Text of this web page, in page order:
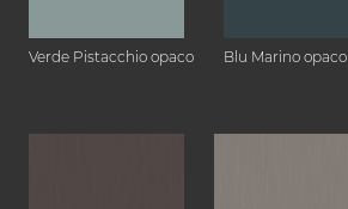
Verde Pistacchio opaco Blu Marino opaco